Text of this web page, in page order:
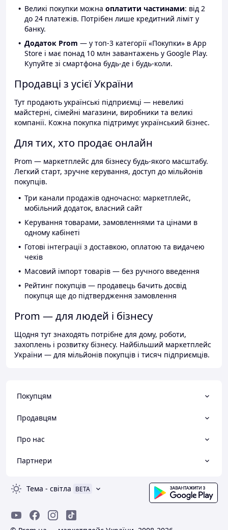
Великі покупки можна оплатити частинами: від 2
до 24 платежів. Потрібен лише кредитний ліміт у
банку.
Додаток Prom — у топ-3 категорії «Покупки» в App
Store і має понад 10 млн завантажень у Google Play.
Купуйте зі смартфона будь-де і будь-коли.
Продавці з усієї України
Тут продають українські підприємці — невеликі
майстерні, сімейні магазини, виробники та великі
компанії. Кожна покупка підтримує український бізнес.
Для тих, хто продає онлайн
Prom — маркетплейс для бізнесу будь-якого масштабу.
Легкий старт, зручне керування, доступ до мільйонів
покупців.
Три канали продажів одночасно: маркетплейс,
мобільний додаток, власний сайт
Керування товарами, замовленнями та цінами в
одному кабінеті
Готові інтеграції з доставкою, оплатою та видачею
чеків
Масовий імпорт товарів — без ручного введення
Рейтинг покупців — продавець бачить досвід
покупця ще до підтвердження замовлення
Prom — для людей і бізнесу
Щодня тут знаходять потрібне для дому, роботи,
захоплень і розвитку бізнесу. Найбільший маркетплейс
України — для мільйонів покупців і тисяч підприємців.
Покупцям
Продавцям
Про нас
Партнери
Тема - світла BETA